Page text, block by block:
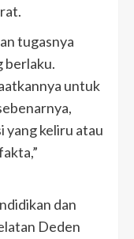
tugasnya
berlaku.
untuk
yang keliru atau
dan
Deden